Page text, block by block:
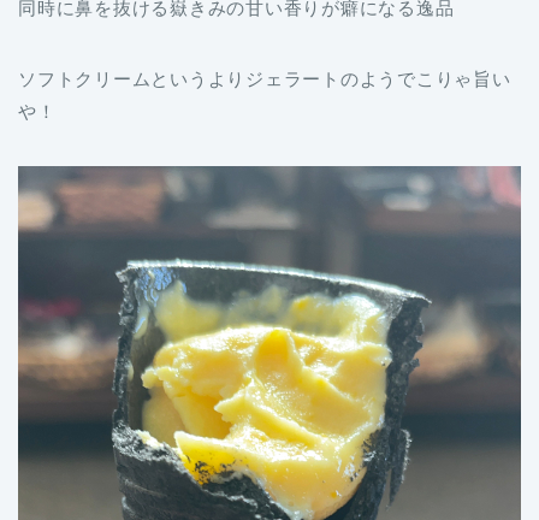
同時に鼻を抜ける嶽きみの甘い香りが癖になる逸品
ソフトクリームというよりジェラートのようでこりゃ旨い
や！